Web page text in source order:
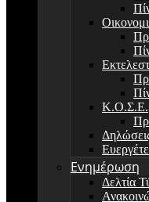
Κ.Ο.Σ.Ε.
Ενημέρωση
Δελτία